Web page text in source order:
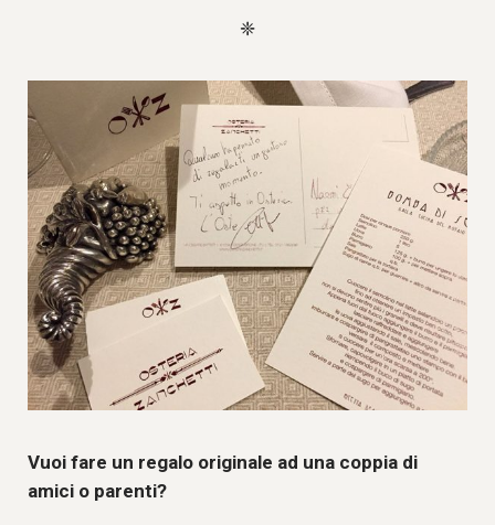
❈
Vuoi fare un regalo originale ad una coppia di
amici o parenti?